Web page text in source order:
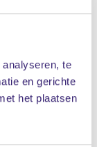
te
en gerichte
het plaatsen
van je VvE